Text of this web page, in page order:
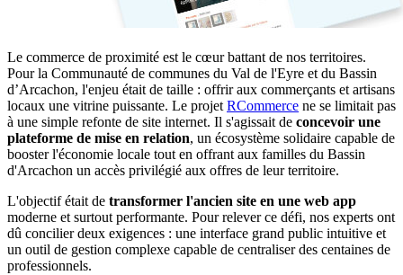
Le commerce de proximité est le cœur battant de nos territoires.
Pour la Communauté de communes du Val de l'Eyre et du Bassin
d’Arcachon, l'enjeu était de taille : offrir aux commerçants et artisans
locaux une vitrine puissante. Le projet RCommerce ne se limitait pas
à une simple refonte de site internet. Il s'agissait de concevoir une
plateforme de mise en relation, un écosystème solidaire capable de
booster l'économie locale tout en offrant aux familles du Bassin
d'Arcachon un accès privilégié aux offres de leur territoire.
L'objectif était de transformer l'ancien site en une web app
moderne et surtout performante. Pour relever ce défi, nos experts ont
dû concilier deux exigences : une interface grand public intuitive et
un outil de gestion complexe capable de centraliser des centaines de
professionnels.